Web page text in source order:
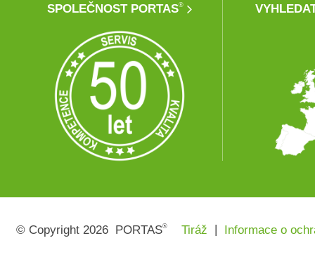
SPOLEČNOST PORTAS®
© Copyright 2026 PORTAS® Tiráž Informace o